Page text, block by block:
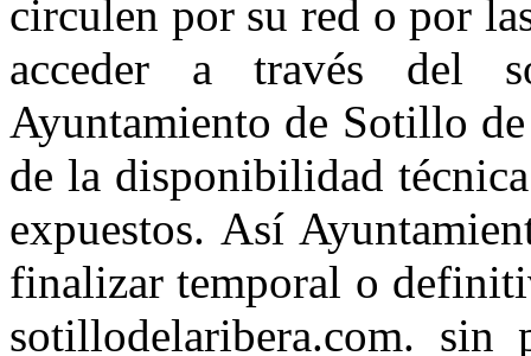
circulen por su red o por
acceder a través del
Ayuntamiento de Sotillo
de la disponibilidad
expuestos. Así
finalizar temporal o
sotillodelaribera.com.